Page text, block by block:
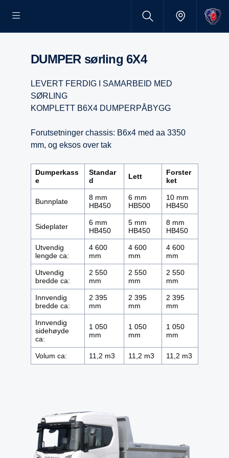
DUMPER sørling 6X4
LEVERT FERDIG I SAMARBEID MED
SØRLING
KOMPLETT B6X4 DUMPERPÅBYGG
Forutsetninger chassis: B6x4 med aa 3350
mm, og eksos over tak
Dumperkass
e
Standar
d
Lett
Forster
ket
Bunnplate
8 mm
HB450
6 mm
HB500
10 mm
HB450
Sideplater
6 mm
HB450
5 mm
HB450
8 mm
HB450
Utvendig
lengde ca:
4 600
mm
4 600
mm
4 600
mm
Utvendig
bredde ca:
2 550
mm
2 550
mm
2 550
mm
Innvendig
bredde ca:
2 395
mm
2 395
mm
2 395
mm
Innvendig
sidehøyde
ca:
1 050
mm
1 050
mm
1 050
mm
Volum ca: 11,2 m3 11,2 m3 11,2 m3